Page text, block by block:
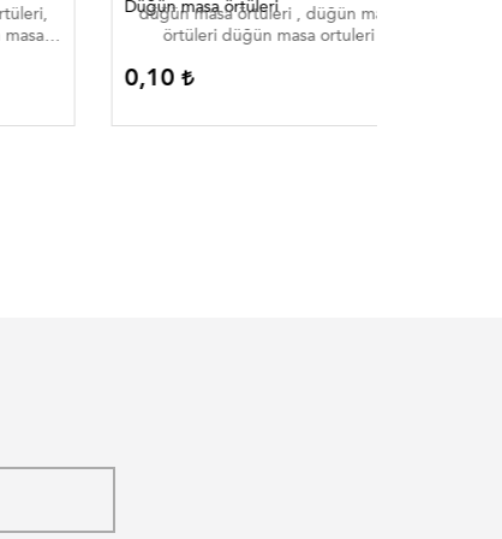
Düğün masa örtüleri
düğün masa örtüleri , düğün masa
örtüleri düğün masa ortuleri
0,10